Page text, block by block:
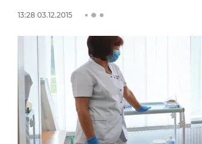
13:28 03.12.2015